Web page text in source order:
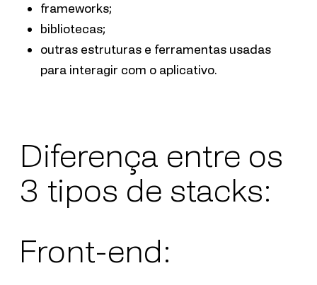
frameworks;
bibliotecas;
outras estruturas e ferramentas usadas
para interagir com o aplicativo.
Diferença entre os
3 tipos de stacks:
Front-end: